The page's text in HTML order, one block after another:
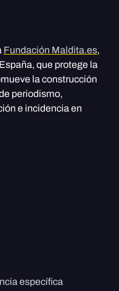
Fundación Maldita.es,
que protege la
la construcción
periodismo,
e incidencia en
específica